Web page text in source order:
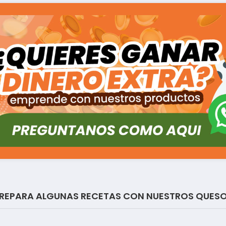
ALGUNAS RECETAS CON NUESTROS